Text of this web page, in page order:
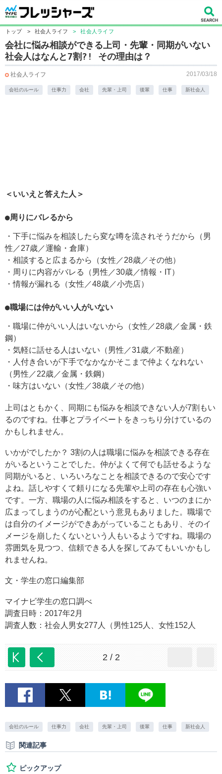
トップ > 社会人ライフ > 社会人ライフ
会社に悩み相談ができる上司・先輩・同期がいない
社会人はなんと7割?! その理由は？
社会人ライフ 2017/03/18
会社のルール 仕事力 会社 先輩・上司 後輩 仕事 新社会人
＜いいえと答えた人＞
●周りにバレるから
・下手に悩みを相談したら変な噂を流されそうだから（男
性／27歳／運輸・倉庫）
・相談すると広まるから（女性／28歳／その他）
・周りに内容がバレる（男性／30歳／情報・IT）
・情報が漏れる（女性／48歳／小売店）
●職場には仲がいい人がいない
・職場に仲がいい人はいないから（女性／28歳／金属・鉄
鋼）
・気軽に話せる人はいない（男性／31歳／不動産）
・人付き合いが下手でなかなかそこまで仲よくなれない
（男性／22歳／金属・鉄鋼）
・味方はいない（女性／38歳／その他）
上司はともかく、同期にも悩みを相談できない人が7割もい
るのですね。仕事とプライベートをきっちり分けているの
かもしれません。
いかがでしたか？ 3割の人は職場に悩みを相談できる存在
がいるということでした。仲がよくて何でも話せるような
同期がいると、いろいろなことを相談できるので安心です
よね。話しやすくて頼りになる先輩や上司の存在も心強い
です。一方、職場の人に悩み相談をすると、いつのまにか
広まってしまうのが心配という意見もありました。職場で
は自分のイメージができあがっていることもあり、そのイ
メージを崩したくないという人もいるようですね。職場の
雰囲気を見つつ、信頼できる人を探してみてもいいかもし
れませんね。
文・学生の窓口編集部
マイナビ学生の窓口調べ
調査日時：2017年2月
調査人数：社会人男女277人（男性125人、女性152人
2 / 2
会社のルール 仕事力 会社 先輩・上司 後輩 仕事 新社会人
関連記事
ピックアップ